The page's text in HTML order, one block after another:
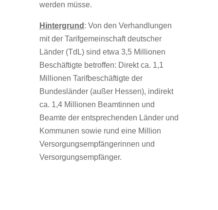
werden müsse.
Hintergrund : Von den Verhandlungen
mit der Tarifgemeinschaft deutscher
Länder (TdL) sind etwa 3,5 Millionen
Beschäftigte betroffen: Direkt ca. 1,1
Millionen Tarifbeschäftigte der
Bundesländer (außer Hessen), indirekt
ca. 1,4 Millionen Beamtinnen und
Beamte der entsprechenden Länder und
Kommunen sowie rund eine Million
Versorgungsempfängerinnen und
Versorgungsempfänger.